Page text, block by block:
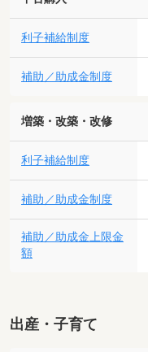
利子補給制度
補助／助成金制度
増築・改築・改修
利子補給制度
補助／助成金制度
補助／助成金上限金
額
出産・子育て